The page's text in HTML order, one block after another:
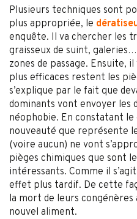
Plusieurs techniques sont
plus appropriée, le
enquête. Il va chercher les
graisseux de suint,
zones de passage. Ensuite,
plus efficaces restent les
s’explique par le fait que
dominants vont envoyer les
néophobie. En constatant
nouveauté que représente
(voire aucun) ne vont
pièges chimiques que sont
intéressants. Comme il
effet plus tardif. De cette
la mort de leurs congénères
nouvel aliment.